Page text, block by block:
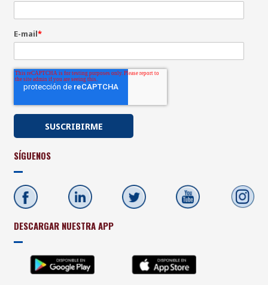
E-mail*
SÍGUENOS
DESCARGAR NUESTRA APP